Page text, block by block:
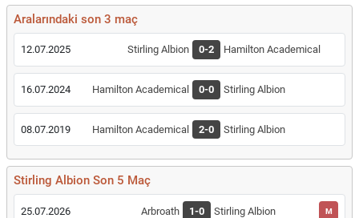
Aralarındaki son 3 maç
12.07.2025 Stirling Albion 0-2 Hamilton Academical
16.07.2024 Hamilton Academical 0-0 Stirling Albion
08.07.2019 Hamilton Academical 2-0 Stirling Albion
Stirling Albion Son 5 Maç
25.07.2026 Arbroath 1-0 Stirling Albion M